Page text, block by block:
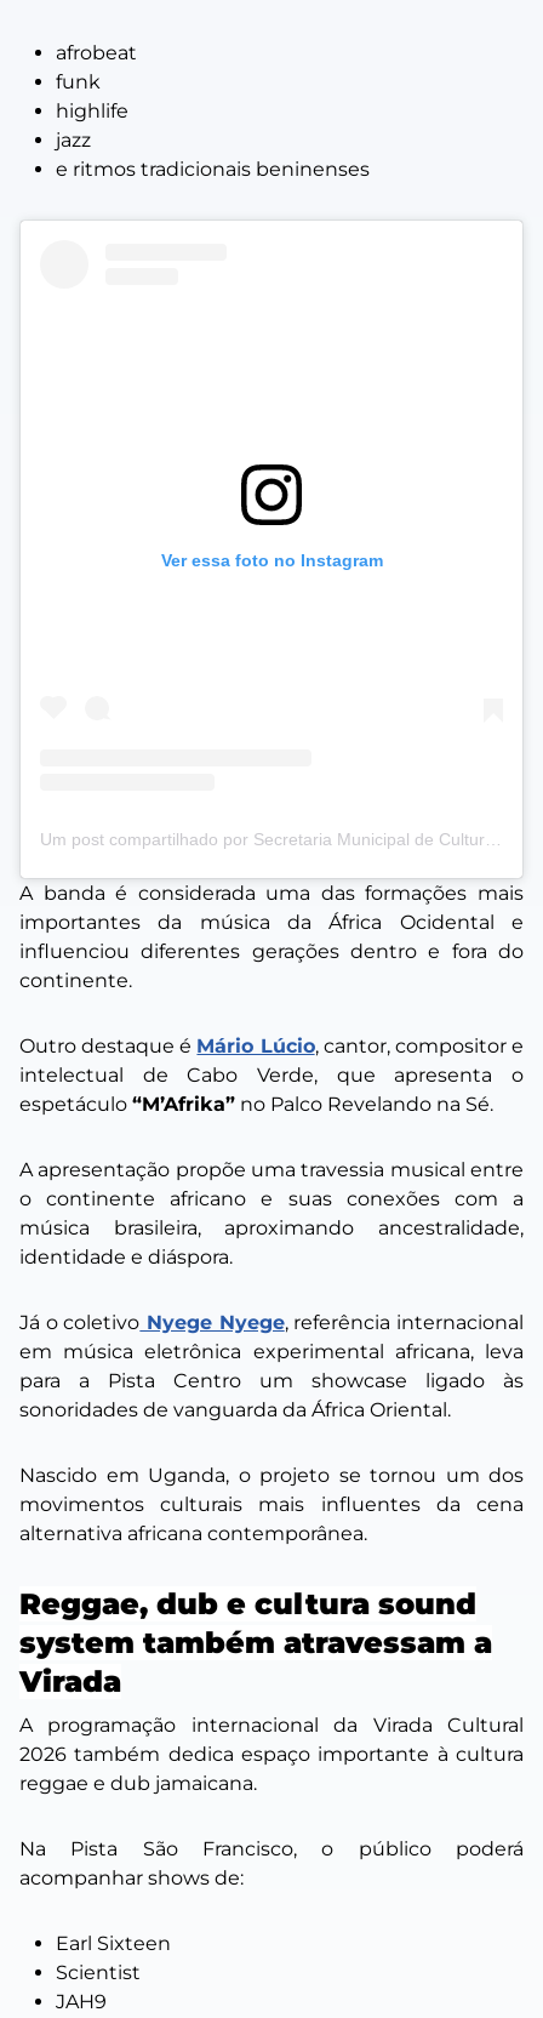
afrobeat
funk
highlife
jazz
e ritmos tradicionais beninenses
Ver essa foto no Instagram
Um post compartilhado por Secretaria Municipal de Cultura e Economia Criativa (@smculturasp)
A banda é considerada uma das formações mais
importantes da música da África Ocidental e
influenciou diferentes gerações dentro e fora do
continente.
Outro destaque é Mário Lúcio, cantor, compositor e
intelectual de Cabo Verde, que apresenta o
espetáculo “M’Afrika” no Palco Revelando na Sé.
A apresentação propõe uma travessia musical entre
o continente africano e suas conexões com a
música brasileira, aproximando ancestralidade,
identidade e diáspora.
Já o coletivo Nyege Nyege, referência internacional
em música eletrônica experimental africana, leva
para a Pista Centro um showcase ligado às
sonoridades de vanguarda da África Oriental.
Nascido em Uganda, o projeto se tornou um dos
movimentos culturais mais influentes da cena
alternativa africana contemporânea.
Reggae, dub e cultura sound
system também atravessam a
Virada
A programação internacional da Virada Cultural
2026 também dedica espaço importante à cultura
reggae e dub jamaicana.
Na Pista São Francisco, o público poderá
acompanhar shows de:
Earl Sixteen
Scientist
JAH9